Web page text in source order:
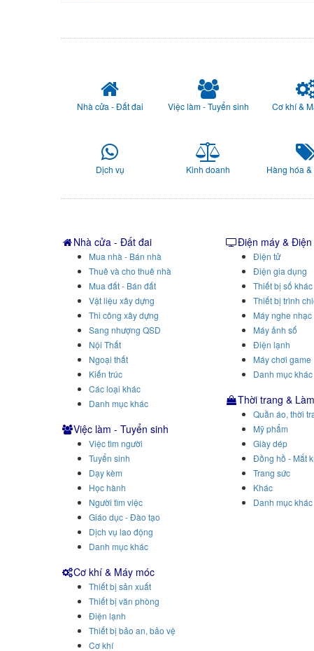
Nhà cửa - Đất đai Việc làm - Tuyển sinh Cơ khí &
Dịch vụ Kinh doanh Hàng hóa
Nhà cửa - Đất đai
Mua nhà - Bán nhà
Thuê và cho thuê nhà
Mua đất - Bán đất
Vật liệu xây dựng
Thi công xây dựng
Sang nhượng QSD
Nội Thất
Ngoại thất
Kiến trúc
Các loại khác
Danh mục khác
Việc làm - Tuyển sinh
Việc tìm người
Tuyển sinh
Dạy kèm
Học hành
Người tìm việc
Giáo dục - Đào tạo
Dịch vụ lao động
Danh mục khác
Cơ khí & Máy móc
Thiết bị sản xuất
Thiết bị văn phòng
Điện lạnh
Thiết bị bảo an, bảo vệ
Cơ khí
Điện máy &
Điện tử
Điện gia dụng
Thiết bị số khác
Thiết bị trình
Máy nghe nhạc
Máy ảnh số
Điện lạnh
Máy chơi game
Danh mục khác
Thời trang &
Quần áo, thời
Mỹ phẩm
Giày dép
Đồng hồ - Mắt
Trang sức
Khác
Danh mục khác